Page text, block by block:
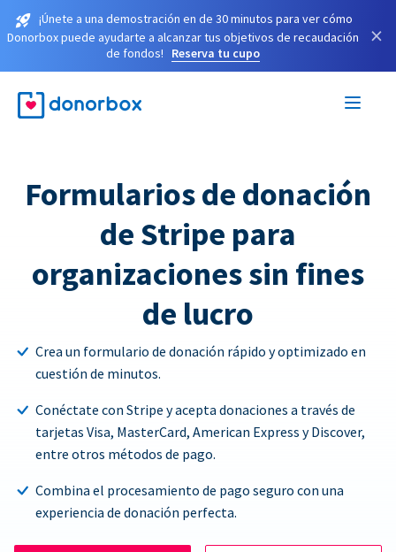
¡Únete a una demostración en de 30 minutos para ver cómo
Donorbox puede ayudarte a alcanzar tus objetivos de recaudación
de fondos!
Reserva tu cupo
×
Formularios de donación
de Stripe para
organizaciones sin fines
de lucro
Crea un formulario de donación rápido y optimizado en
cuestión de minutos.
Conéctate con Stripe y acepta donaciones a través de
tarjetas Visa, MasterCard, American Express y Discover,
entre otros métodos de pago.
Combina el procesamiento de pago seguro con una
experiencia de donación perfecta.